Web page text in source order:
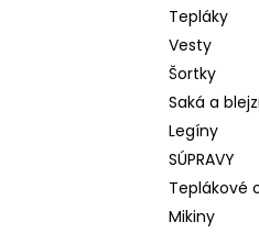
Tepláky
Vesty
Šortky
Saká a
Legíny
SÚPRAVY
Teplákové
Mikiny